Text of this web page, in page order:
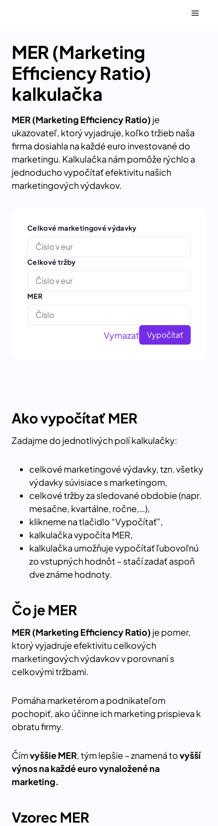
MER (Marketing
Efficiency Ratio)
kalkulačka
MER (Marketing Efficiency Ratio) je
ukazovateľ, ktorý vyjadruje, koľko tržieb naša
firma dosiahla na každé euro investované do
marketingu. Kalkulačka nám pomôže rýchlo a
jednoducho vypočítať efektivitu našich
marketingových výdavkov.
Celkové marketingové výdavky
Celkové tržby
MER
Vymazať Vypočítať
Ako vypočítať MER
Zadajme do jednotlivých polí kalkulačky:
celkové marketingové výdavky, tzn. všetky
výdavky súvisiace s marketingom,
celkové tržby za sledované obdobie (napr.
mesačne, kvartálne, ročne,…),
klikneme na tlačidlo “Vypočítať”,
kalkulačka vypočíta MER,
kalkulačka umožňuje vypočítať ľubovoľnú
zo vstupných hodnôt – stačí zadať aspoň
dve známe hodnoty.
Čo je MER
MER (Marketing Efficiency Ratio) je pomer,
ktorý vyjadruje efektivitu celkových
marketingových výdavkov v porovnaní s
celkovými tržbami.
Pomáha marketérom a podnikateľom
pochopiť, ako účinne ich marketing prispieva k
obratu firmy.
Čímvyššie MER, tým lepšie – znamená tovyšší
výnos na každé euro vynaložené na
marketing.
Vzorec MER